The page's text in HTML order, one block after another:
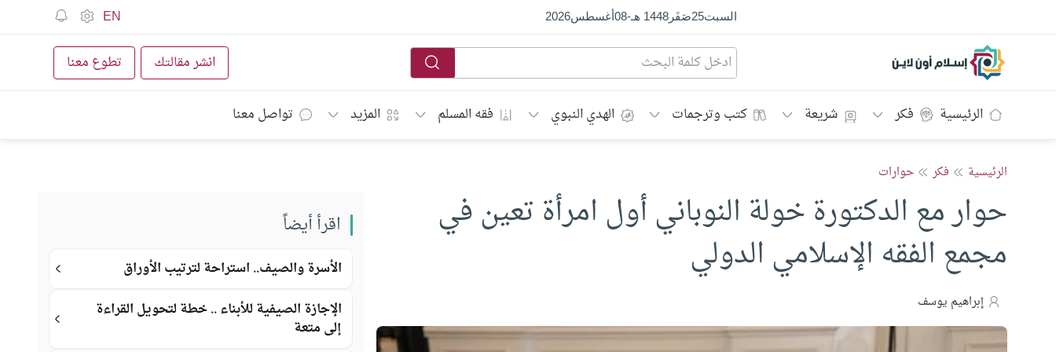
السبت25صَفَر1448 هـ -
08أغسطس2026
EN
إسلام أون لاين انشر مقالتك تطوع معنا
الرئيسية فكر شريعة كتب وترجمات الهدي النبوي فقه المسلم المزيد تواصل معنا
الرئيسية فكر حوارات
حوار مع الدكتورة خولة النوباني أول امرأة تعين في
مجمع الفقه الإسلامي الدولي
إبراهيم يوسف
اقرأ أيضاً
الأسرة والصيف.. استراحة لترتيب الأوراق
الإجازة الصيفية للأبناء .. خطة لتحويل القراءة
إلى متعة